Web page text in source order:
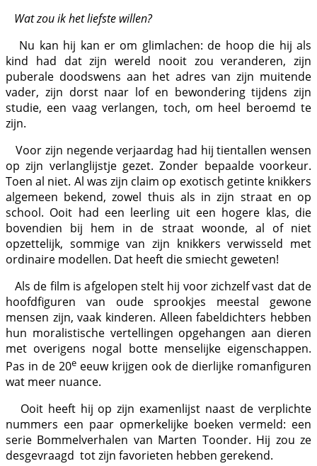
Wat zou ik het liefste willen?
Nu kan hij kan er om glimlachen: de hoop die hij als
kind had dat zijn wereld nooit zou veranderen, zijn
puberale doodswens aan het adres van zijn muitende
vader, zijn dorst naar lof en bewondering tijdens zijn
studie, een vaag verlangen, toch, om heel beroemd te
zijn.
Voor zijn negende verjaardag had hij tientallen wensen
op zijn verlanglijstje gezet. Zonder bepaalde voorkeur.
Toen al niet. Al was zijn claim op exotisch getinte knikkers
algemeen bekend, zowel thuis als in zijn straat en op
school. Ooit had een leerling uit een hogere klas, die
bovendien bij hem in de straat woonde, al of niet
opzettelijk, sommige van zijn knikkers verwisseld met
ordinaire modellen. Dat heeft die smiecht geweten!
Als de film is afgelopen stelt hij voor zichzelf vast dat de
hoofdfiguren van oude sprookjes meestal gewone
mensen zijn, vaak kinderen. Alleen fabeldichters hebben
hun moralistische vertellingen opgehangen aan dieren
met overigens nogal botte menselijke eigenschappen.
Pas in de 20e eeuw krijgen ook de dierlijke romanfiguren
wat meer nuance.
Ooit heeft hij op zijn examenlijst naast de verplichte
nummers een paar opmerkelijke boeken vermeld: een
serie Bommelverhalen van Marten Toonder. Hij zou ze
desgevraagd tot zijn favorieten hebben gerekend.